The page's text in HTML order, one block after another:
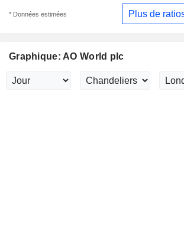
* Données estimées Plus de
Graphique: AO World plc